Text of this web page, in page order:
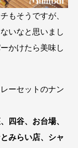
もそうですが、
いなと思いまし
かけたら美味し
ーセットのナン
四谷、お台場、
みらい店、シャ